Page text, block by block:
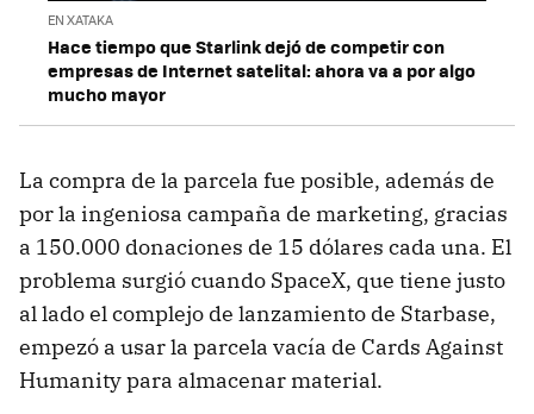
EN XATAKA
Hace tiempo que Starlink dejó de competir con
empresas de Internet satelital: ahora va a por algo
mucho mayor
La compra de la parcela fue posible, además de
por la ingeniosa campaña de marketing, gracias
a 150.000 donaciones de 15 dólares cada una. El
problema surgió cuando SpaceX, que tiene justo
al lado el complejo de lanzamiento de Starbase,
empezó a usar la parcela vacía de Cards Against
Humanity para almacenar material.